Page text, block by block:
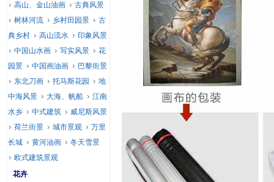
高山、金山油画
古典风景
树林河流
乡村田园景
古
典乡村
高山流水
印象风景
中国山水画
写实风景
花
园景
中国画油画
巴黎街景
东北刀画
托马斯花园
地
中海风景
大海、帆船
江南
水乡
中式建筑
威尼斯风景
荷兰街景
城市景观
万里
长城
黄河油画
冬天雪景
欧式建筑景观
花卉